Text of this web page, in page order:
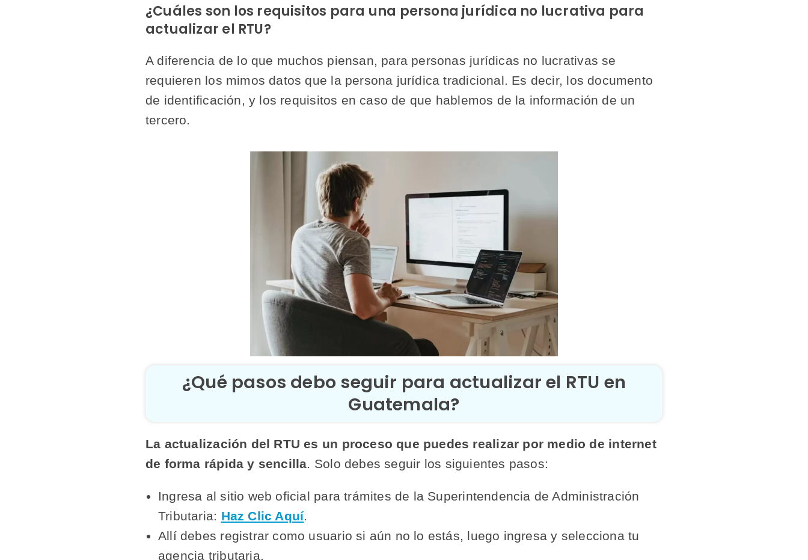
¿Cuáles son los requisitos para una persona jurídica no lucrativa para
actualizar el RTU?
A diferencia de lo que muchos piensan, para personas jurídicas no lucrativas se
requieren los mimos datos que la persona jurídica tradicional. Es decir, los documento
de identificación, y los requisitos en caso de que hablemos de la información de un
tercero.
¿Qué pasos debo seguir para actualizar el RTU en
Guatemala?
La actualización del RTU es un proceso que puedes realizar por medio de internet
de forma rápida y sencilla. Solo debes seguir los siguientes pasos:
Ingresa al sitio web oficial para trámites de la Superintendencia de Administración
Tributaria: Haz Clic Aquí.
Allí debes registrar como usuario si aún no lo estás, luego ingresa y selecciona tu
agencia tributaria.